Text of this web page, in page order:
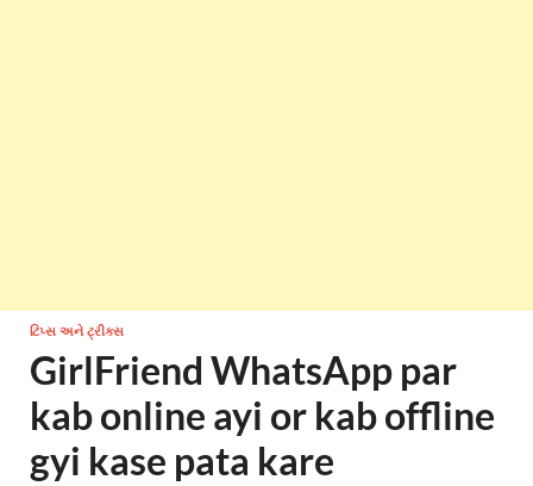
ટિપ્સ અને ટ્રીક્સ
GirlFriend WhatsApp par
kab online ayi or kab offline
gyi kase pata kare